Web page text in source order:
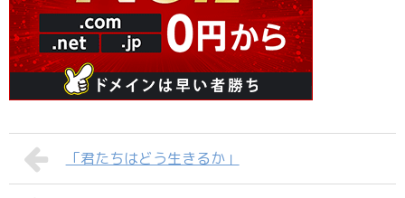
「君たちはどう生きるか」